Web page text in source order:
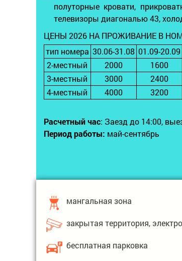
полуторные кровати,
телевизоры диагональю 43,
ЦЕНЫ 2026 НА ПРОЖИВАНИЕ В
тип номера 30.06-31.08 01.09-20.09
2-местный
2000
1600
3-местный
3000
2400
4-местный
4000 3200
Расчетный час: Заезд до 14:00,
Период работы: май-сентябрь
мангальная зона
закрытая территория,
бесплатная парковка